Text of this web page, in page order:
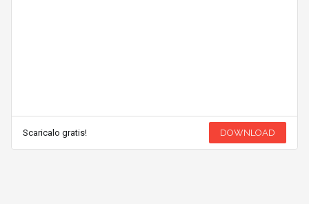
Scaricalo gratis! DOWNLOAD